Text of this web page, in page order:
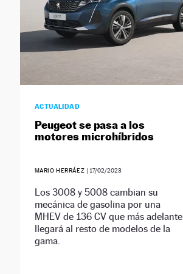
ACTUALIDAD
Peugeot se pasa a los
motores microhíbridos
MARIO HERRÁEZ | 17/02/2023
Los 3008 y 5008 cambian su
mecánica de gasolina por una
MHEV de 136 CV que más adelante
llegará al resto de modelos de la
gama.